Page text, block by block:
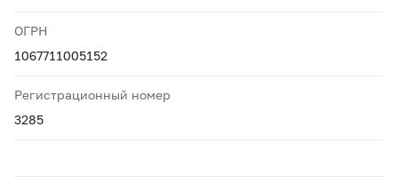
ОГРН
1067711005152
Регистрационный номер
3285